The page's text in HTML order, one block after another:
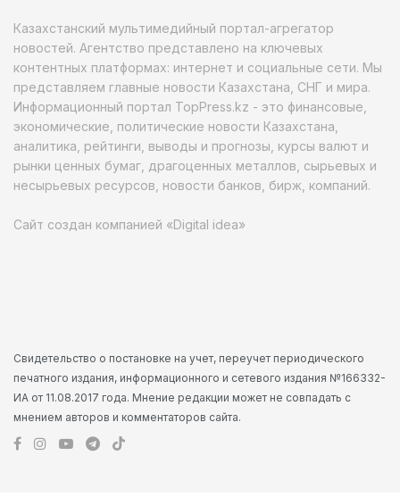
Казахстанский мультимедийный портал-агрегатор
новостей. Агентство представлено на ключевых
контентных платформах: интернет и социальные сети. Мы
представляем главные новости Казахстана, СНГ и мира.
Информационный портал TopPress.kz - это финансовые,
экономические, политические новости Казахстана,
аналитика, рейтинги, выводы и прогнозы, курсы валют и
рынки ценных бумаг, драгоценных металлов, сырьевых и
несырьевых ресурсов, новости банков, бирж, компаний.
Сайт создан компанией «Digital idea»
Свидетельство о постановке на учет, переучет периодического
печатного издания, информационного и сетевого издания №166332-
ИА от 11.08.2017 года. Мнение редакции может не совпадать с
мнением авторов и комментаторов сайта.